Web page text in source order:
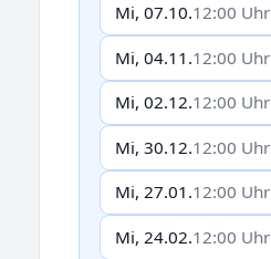
Mi, 07.10.12:00 Uhr
Mi, 04.11.12:00 Uhr
Mi, 02.12.12:00 Uhr
Mi, 30.12.12:00 Uhr
Mi, 27.01.12:00 Uhr
Mi, 24.02.12:00 Uhr